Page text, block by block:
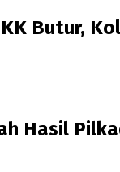
Butur,
Hasil